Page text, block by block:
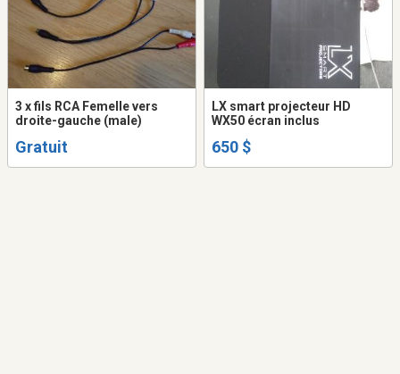
3 x fils RCA Femelle vers
droite-gauche (male)
Gratuit
LX smart projecteur HD
WX50 écran inclus
650 $